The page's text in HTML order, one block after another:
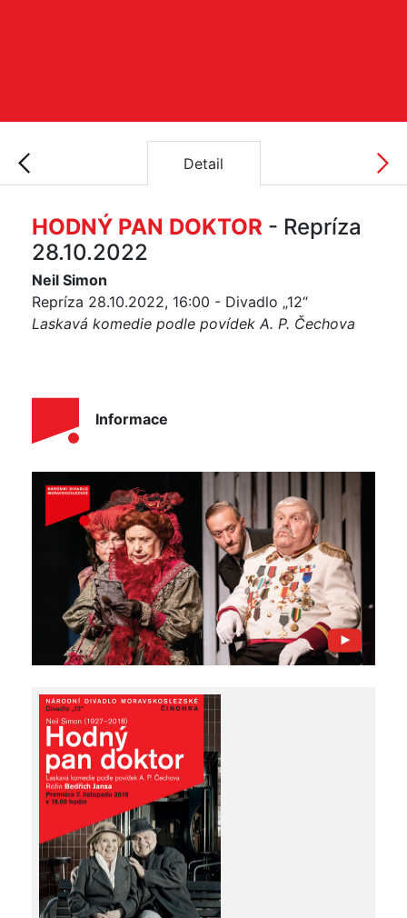
Detail
HODNÝ PAN DOKTOR - Repríza
28.10.2022
Neil Simon
Repríza 28.10.2022, 16:00 - Divadlo „12“
Laskavá komedie podle povídek A. P. Čechova
Informace